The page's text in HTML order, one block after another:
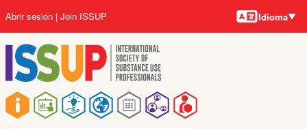
al
contenido
principal
Main
navigation
User
account
menu
Abrir sesión Join ISSUP Idiomas
Idioma